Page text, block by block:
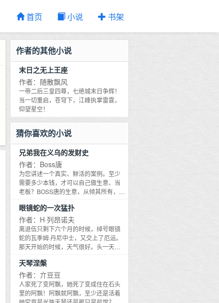
首页 小说 书架
作者的其他小说
末日之无上王座
作者：随散飘风
一帝二后三皇四尊，七绝城末日争辉！
当一切重启，苍穹下，江峰执掌雷霆，
仰望星空！
猜你喜欢的小说
兄弟我在义乌的发财史
作者：Boss唐
为您讲述一个真实、鲜活的案例。至少
需要多少本钱，才可以自己做生意、当
老板？BOSS唐的生意，从倾其所有，投
做点焊，加工手镯，做进出口买卖，
BOSS唐在创业初期折腾个不停，在各类
小生意中寻找机会，一次又一次地倾囊
投入，一次又一次地血本无归，一次又
一次地重头来过，每次他都能汲取新的
起；资金一步步积累到二千元、三万
元、十几万、几十万、几百万、上千
万，直至挣得亿万身家。如何选择最适
合自己的小本生意？如何找到买主？如
何在身无分文的时候赢得合作对象的信
眼镜蛇的一次猛扑
作者：H·列昂诺夫
离退伍只剩下六个月的时候，绰号眼镜
蛇的瓦季姆·丹尼中士，又交上了厄运。
那天开始的时候，天气很好。头一天战
来了一头羊。他们中间不乏渍羊肉的专
家，所以中士早餐时领到了一份他生平
从未尝过的羊肉串。丹尼是个守规矩而
且有远见的人，他没有多吃，而是包上
几块瘦肉带走。中尉给他指出了工作地
天琴涅槃
作者：亣豆豆
人家死了变阿飘，她死了变成住在石头
里的阿飘！阿飘就阿飘，至少还是活着